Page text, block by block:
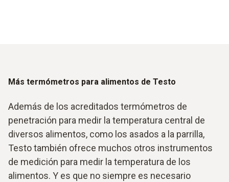
Más termómetros para alimentos de Testo
Además de los acreditados termómetros de
penetración para medir la temperatura central de
diversos alimentos, como los asados a la parrilla,
Testo también ofrece muchos otros instrumentos
de medición para medir la temperatura de los
alimentos. Y es que no siempre es necesario